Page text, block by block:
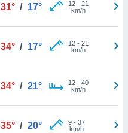
31° / 17° 12- 21
km/h
34° / 17° 12- 21
km/h
34° / 21° 12- 40
km/h
35° / 20° 9- 37
km/h